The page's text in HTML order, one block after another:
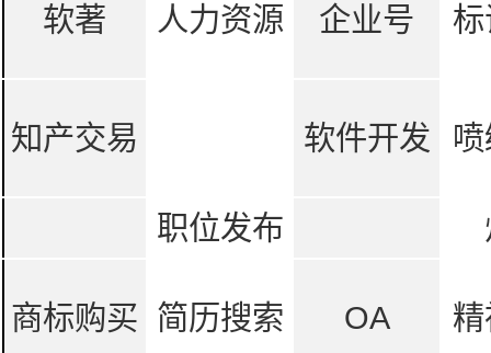
软著 人力资源 企业号
知产交易 软件开发
职位发布
商标购买 简历搜索 OA